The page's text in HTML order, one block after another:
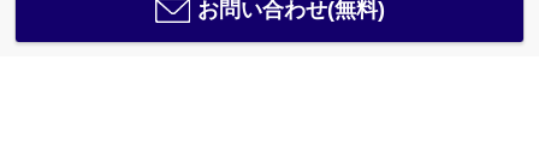
お問い合わせ(無料)